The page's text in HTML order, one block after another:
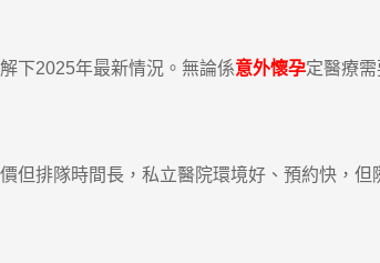
下2025年最新情況。無論係意外懷孕定醫療
排隊時間長，私立醫院環境好、預約快，但